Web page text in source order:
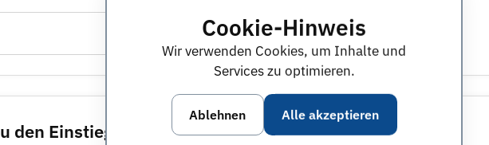
Cookie-Hinweis
Wir verwenden Cookies, um Inhalte und
Services zu optimieren.
Ablehnen Alle akzeptieren
ja
den Einstiegs- und Entwicklungsmöglichkeiten